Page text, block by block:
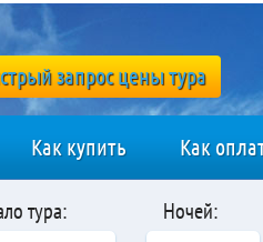
запрос цены тура
Как купить Как
тура: Ночей: